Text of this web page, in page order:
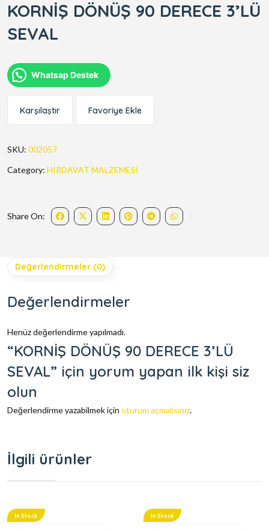
KORNİŞ DÖNÜŞ 90 DERECE 3’LÜ
SEVAL
Whatsap Destek
Karşılaştır Favoriye Ekle
SKU: 002057
Category: HIRDAVAT MALZEMESİ
Share On:
Değerlendirmeler (0)
Değerlendirmeler
Henüz değerlendirme yapılmadı.
“KORNİŞ DÖNÜŞ 90 DERECE 3’LÜ
SEVAL” için yorum yapan ilk kişi siz
olun
Değerlendirme yazabilmek için oturum açmalısınız.
İlgili ürünler
In Stock In Stock